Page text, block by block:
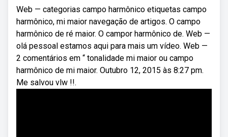
Web — categorias campo harmônico etiquetas campo
harmônico, mi maior navegação de artigos. O campo
harmônico de ré maior. O campor harmônico de. Web —
olá pessoal estamos aqui para mais um vídeo. Web —
2 comentários em “ tonalidade mi maior ou campo
harmônico de mi maior. Outubro 12, 2015 às 8:27 pm.
Me salvou vlw !!.